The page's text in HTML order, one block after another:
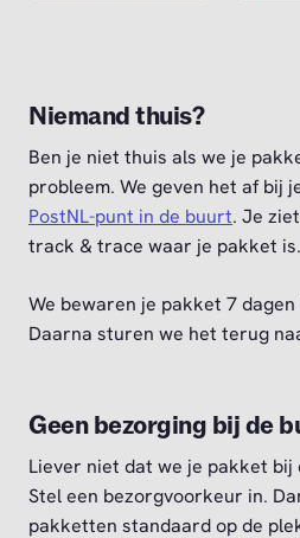
Niemand thuis?
Ben je niet thuis als we je
probleem. We geven het af bij
PostNL-punt in de buurt. Je
track & trace waar je pakket is.
We bewaren je pakket 7
Daarna sturen we het terug
Geen bezorging bij de
Liever niet dat we je pakket bij
Stel een bezorgvoorkeur in.
pakketten standaard op de